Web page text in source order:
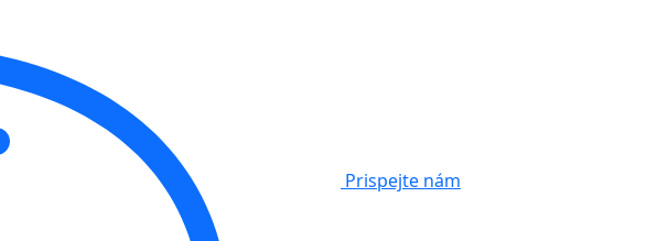
Prispejte nám